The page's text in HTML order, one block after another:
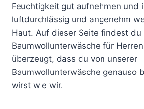
Feuchtigkeit gut aufnehmen und
luftdurchlässig und angenehm
Haut. Auf dieser Seite findest du
Baumwollunterwäsche für
überzeugt, dass du von unserer
Baumwollunterwäsche genauso
wirst wie wir.